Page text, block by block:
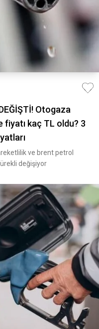
Otogaza
fiyatı kaç TL oldu? 3
ve brent petrol
değişiyor